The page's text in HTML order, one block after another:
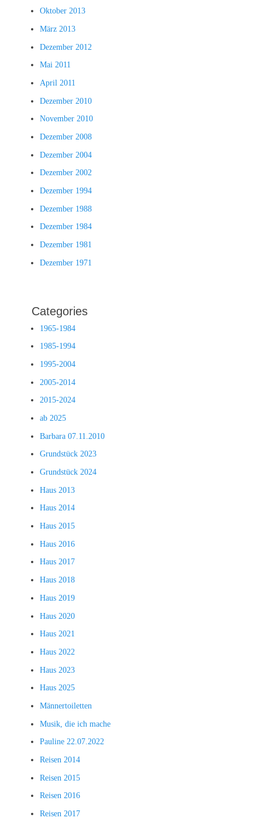
Oktober 2013
März 2013
Dezember 2012
Mai 2011
April 2011
Dezember 2010
November 2010
Dezember 2008
Dezember 2004
Dezember 2002
Dezember 1994
Dezember 1988
Dezember 1984
Dezember 1981
Dezember 1971
Categories
1965-1984
1985-1994
1995-2004
2005-2014
2015-2024
ab 2025
Barbara 07.11.2010
Grundstück 2023
Grundstück 2024
Haus 2013
Haus 2014
Haus 2015
Haus 2016
Haus 2017
Haus 2018
Haus 2019
Haus 2020
Haus 2021
Haus 2022
Haus 2023
Haus 2025
Männertoiletten
Musik, die ich mache
Pauline 22.07.2022
Reisen 2014
Reisen 2015
Reisen 2016
Reisen 2017